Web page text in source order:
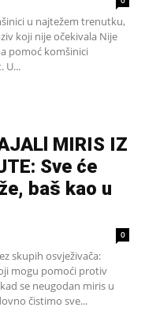
u najtežem trenutku,
koji nije očekivala Nije
pomoć komšinici
U...
MIRIS IZ
Sve će
baš kao u
0
skupih osvježivača:
mogu pomoći protiv
se neugodan miris u
čistimo sve...